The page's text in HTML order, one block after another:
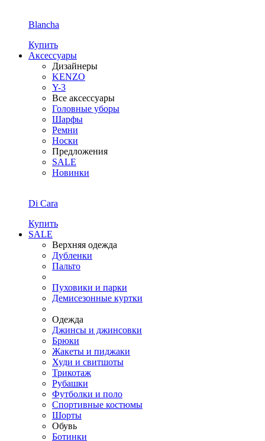
Blancha
Купить
Аксессуары
Дизайнеры
KENZO
Y-3
Все аксессуары
Головные уборы
Шарфы
Ремни
Носки
Предложения
SALE
Новинки
Di Cara
Купить
SALE
Верхняя одежда
Дубленки
Пальто
Пуховики и парки
Демисезонные куртки
Одежда
Джинсы и джинсовки
Брюки
Жакеты и пиджаки
Худи и свитшоты
Трикотаж
Рубашки
Футболки и поло
Спортивные костюмы
Шорты
Обувь
Ботинки